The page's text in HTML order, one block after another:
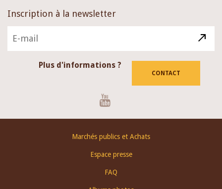
Inscription à la newsletter
Plus d'informations ?
CONTACT
Marchés publics et Achats
Espace presse
FAQ